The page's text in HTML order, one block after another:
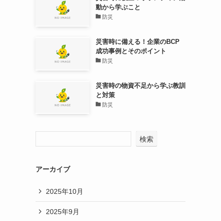
動から学ぶこと
防災
災害時に備える！企業のBCP
成功事例とそのポイント
防災
災害時の物資不足から学ぶ教訓
と対策
防災
検索
アーカイブ
2025年10月
2025年9月